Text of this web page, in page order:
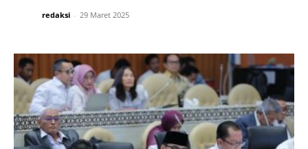
redaksi - 29 Maret 2025